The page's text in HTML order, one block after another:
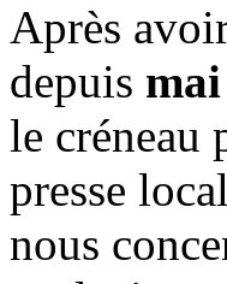
Après
depuis
le créneau
presse
nous